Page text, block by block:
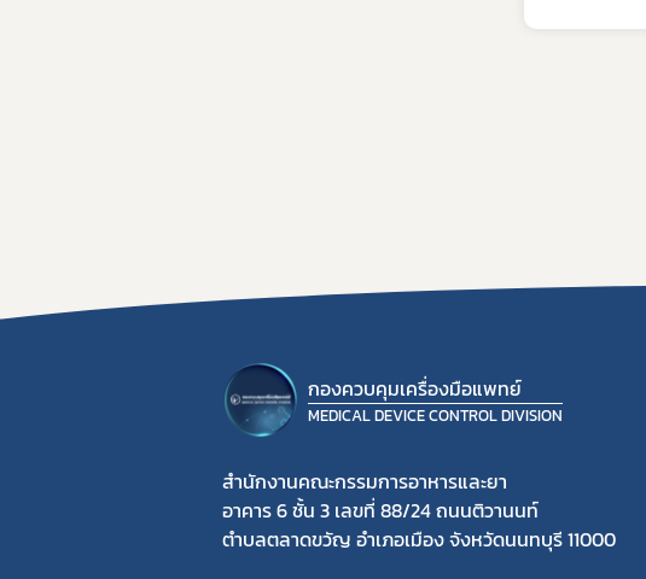
กองควบคุมเครื่องมือแพทย์
MEDICAL DEVICE CONTROL DIVISION
สำนักงานคณะกรรมการอาหารและยา
อาคาร 6 ชั้น 3 เลขที่ 88/24 ถนนติวานนท์
ตำบลตลาดขวัญ อำเภอเมือง จังหวัดนนทบุรี 11000